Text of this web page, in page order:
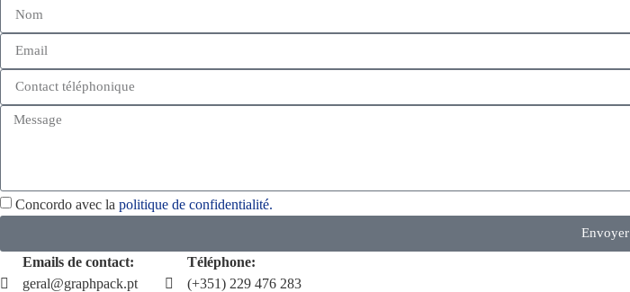
Concordo avec la politique de confidentialité.
Envoyer
Emails de contact:
geral@graphpack.pt
Téléphone:
(+351) 229 476 283